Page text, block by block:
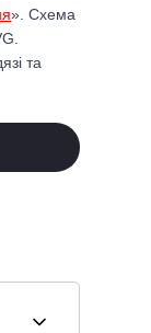
». Схема
та